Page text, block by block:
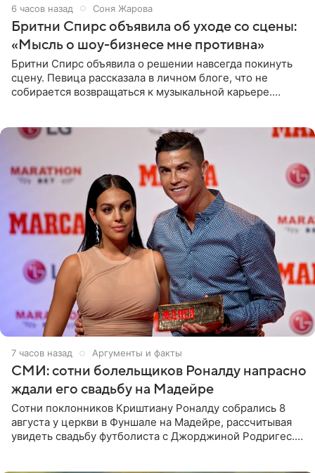
6 часов назад Соня Жарова
Бритни Спирс объявила об уходе со сцены:
«Мысль о шоу-бизнесе мне противна»
Бритни Спирс объявила о решении навсегда покинуть
сцену. Певица рассказала в личном блоге, что не
собирается возвращаться к музыкальной карьере.
7 часов назад Аргументы и факты
СМИ: сотни болельщиков Роналду напрасно
ждали его свадьбу на Мадейре
Сотни поклонников Криштиану Роналду собрались 8
августа у церкви в Фуншале на Мадейре, рассчитывая
увидеть свадьбу футболиста с Джорджиной Родригес.